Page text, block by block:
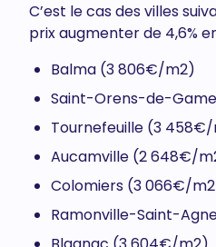
C’est le cas des villes
prix augmenter de 4,6%
Balma (3 806€/m2)
Saint-Orens-de-
Tournefeuille (3
Aucamville (2 648€/
Colomiers (3 066€/
Ramonville-Saint-